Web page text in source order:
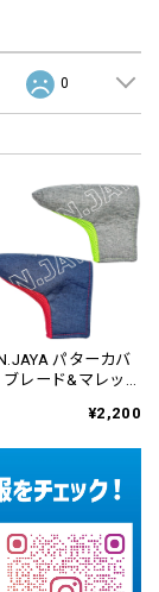
0
パターカバ
ブレード&マレット
¥2,200